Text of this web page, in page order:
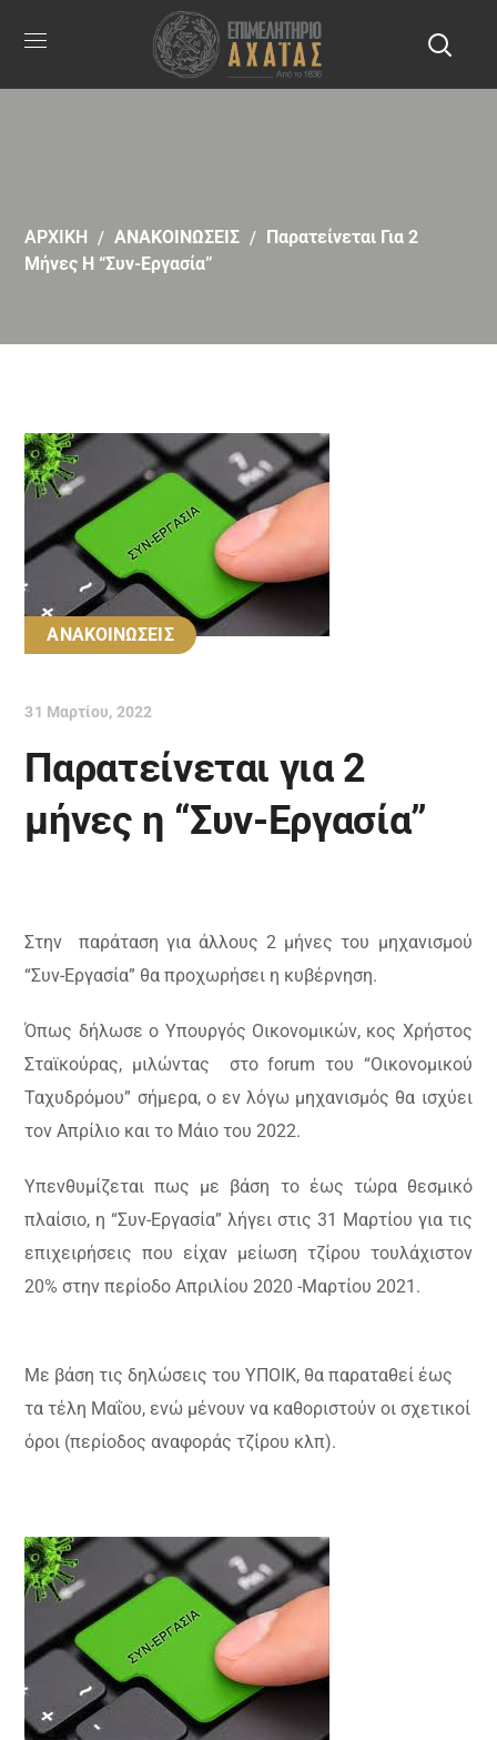
ΑΡΧΙΚΗ ΑΝΑΚΟΙΝΩΣΕΙΣ
Παρατείνεται Για 2
Μήνες Η “Συν-Εργασία”
ΑΝΑΚΟΙΝΩΣΕΙΣ
31 Μαρτίου, 2022
Παρατείνεται για 2
μήνες η “Συν-Εργασία”
Στην παράταση για άλλους 2 μήνες του μηχανισμού
“Συν-Εργασία” θα προχωρήσει η κυβέρνηση.
Όπως δήλωσε ο Υπουργός Οικονομικών, κος Χρήστος
Σταϊκούρας, μιλώντας στο forum του “Οικονομικού
Ταχυδρόμου” σήμερα, ο εν λόγω μηχανισμός θα ισχύει
τον Απρίλιο και το Μάιο του 2022.
Υπενθυμίζεται πως με βάση το έως τώρα θεσμικό
πλαίσιο, η “Συν-Εργασία” λήγει στις 31 Μαρτίου για τις
επιχειρήσεις που είχαν μείωση τζίρου τουλάχιστον
20% στην περίοδο Απριλίου 2020 -Μαρτίου 2021.
Με βάση τις δηλώσεις του ΥΠΟΙΚ, θα παραταθεί έως
τα τέλη Μαΐου, ενώ μένουν να καθοριστούν οι σχετικοί
όροι (περίοδος αναφοράς τζίρου κλπ).